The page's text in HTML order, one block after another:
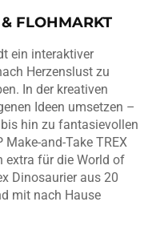
FLOHMARKT
ein interaktiver
Herzenslust zu
In der kreativen
Ideen umsetzen –
hin zu fantasievollen
and-Take TREX
extra für die World of
Dinosaurier aus 20
mit nach Hause